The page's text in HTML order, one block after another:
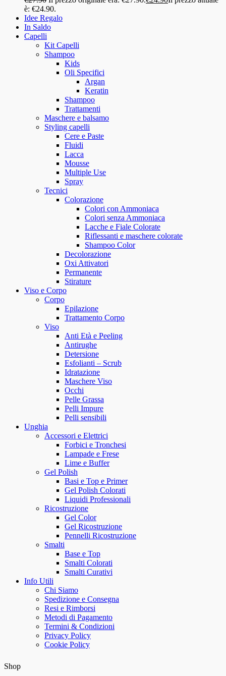
è: €24.90.
Idee Regalo
In Saldo
Capelli
Kit Capelli
Shampoo
Kids
Oli Specifici
Argan
Keratin
Shampoo
Trattamenti
Maschere e balsamo
Styling capelli
Cere e Paste
Fluidi
Lacca
Mousse
Multiple Use
Spray
Tecnici
Colorazione
Colori con Ammoniaca
Colori senza Ammoniaca
Lacche e Fiale Colorate
Riflessanti e maschere colorate
Shampoo Color
Decolorazione
Oxi Attivatori
Permanente
Stirature
Viso e Corpo
Corpo
Epilazione
Trattamento Corpo
Viso
Anti Età e Peeling
Antirughe
Detersione
Esfolianti – Scrub
Idratazione
Maschere Viso
Occhi
Pelle Grassa
Pelli Impure
Pelli sensibili
Unghia
Accessori e Elettrici
Forbici e Tronchesi
Lampade e Frese
Lime e Buffer
Gel Polish
Basi e Top e Primer
Gel Polish Colorati
Liquidi Professionali
Ricostruzione
Gel Color
Gel Ricostruzione
Pennelli Ricostruzione
Smalti
Base e Top
Smalti Colorati
Smalti Curativi
Info Utili
Chi Siamo
Spedizione e Consegna
Resi e Rimborsi
Metodi di Pagamento
Termini & Condizioni
Privacy Policy
Cookie Policy
Shop